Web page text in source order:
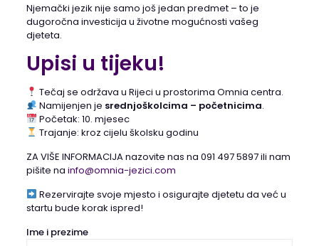
Njemački jezik nije samo još jedan predmet – to je
dugoročna investicija u životne mogućnosti vašeg
djeteta.
Upisi u tijeku!
Tečaj se održava u Rijeci u prostorima Omnia centra.
Namijenjen je srednjoškolcima – početnicima.
Početak: 10. mjesec
Trajanje: kroz cijelu školsku godinu
ZA VIŠE INFORMACIJA nazovite nas na 091 497 5897 ili nam
pišite na info@omnia-jezici.com
Rezervirajte svoje mjesto i osigurajte djetetu da već u
startu bude korak ispred!
Ime i prezime